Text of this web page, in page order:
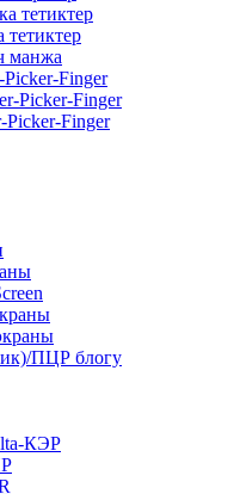
тетиктер
манжа
Finger
Picker-Finger
Picker-Finger
ПЦР блогу
КЭР